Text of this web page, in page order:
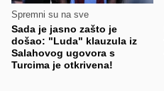
Spremni su na sve
Sada je jasno zašto je
došao: "Luda" klauzula iz
Salahovog ugovora s
Turcima je otkrivena!